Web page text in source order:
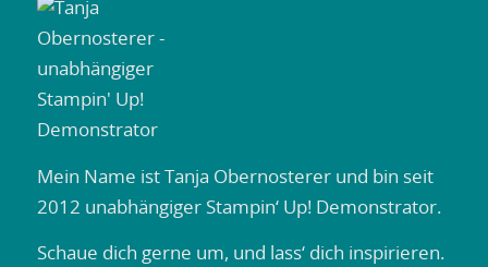
Mein Name ist Tanja Obernosterer und bin seit
2012 unabhängiger Stampin‘ Up! Demonstrator.
Schaue dich gerne um, und lass‘ dich inspirieren.